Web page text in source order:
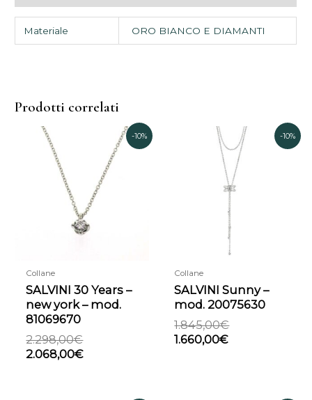
Materiale ORO BIANCO E DIAMANTI
Prodotti correlati
-10%
Collane
SALVINI 30 Years –
new york – mod.
81069670
2.298,00€
prezzo
originale
era:
2.298,00€.
2.068,00€
prezzo
attuale
2.068,00€.
-10%
Collane
SALVINI Sunny –
mod. 20075630
1.845,00€
prezzo
originale
era:
1.845,00€.
1.660,00€
prezzo
attuale
è:
1.660,00€.